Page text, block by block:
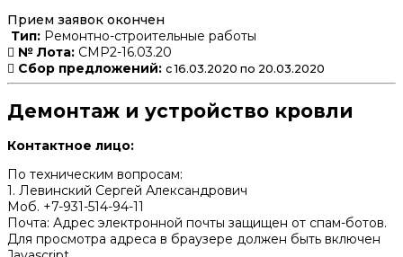
Прием заявок окончен
Тип: Ремонтно-строительные работы
№ Лота: СМР2-16.03.20
Сбор предложений: с 16.03.2020 по 20.03.2020
Демонтаж и устройство кровли
Контактное лицо:
По техническим вопросам:
1. Левинский Сергей Александрович
Моб. +7-931-514-94-11
Почта: Адрес электронной почты защищен от спам-ботов.
Для просмотра адреса в браузере должен быть включен